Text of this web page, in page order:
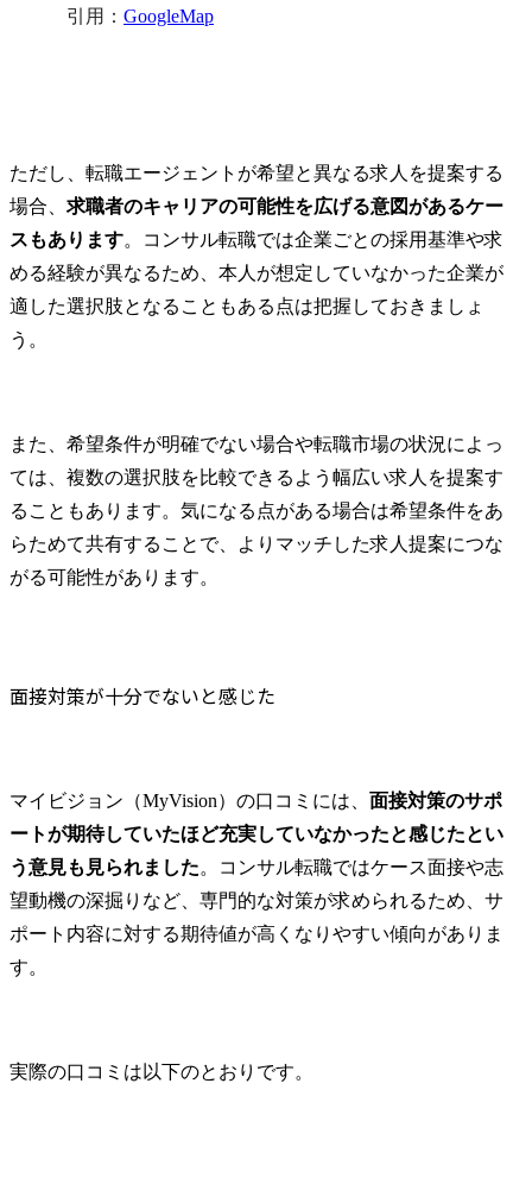
引用： GoogleMap
ただし、転職エージェントが希望と異なる求人を提案する
場合、 求職者のキャリアの可能性を広げる意図があるケー
スもあります。コンサル転職では企業ごとの採用基準や求
める経験が異なるため、本人が想定していなかった企業が
適した選択肢となることもある点は把握しておきましょ
う。
また、希望条件が明確でない場合や転職市場の状況によっ
ては、複数の選択肢を比較できるよう幅広い求人を提案す
ることもあります。気になる点がある場合は希望条件をあ
らためて共有することで、よりマッチした求人提案につな
がる可能性があります。
面接対策が十分でないと感じた
マイビジョン（MyVision）の口コミには、 面接対策のサポ
ートが期待していたほど充実していなかったと感じたとい
う意見も見られました。コンサル転職ではケース面接や志
望動機の深掘りなど、専門的な対策が求められるため、サ
ポート内容に対する期待値が高くなりやすい傾向がありま
す。
実際の口コミは以下のとおりです。